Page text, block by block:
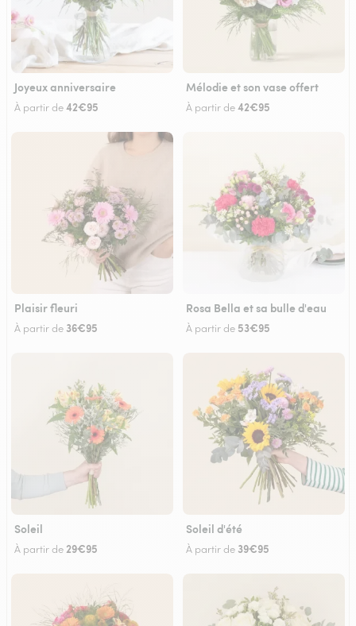
Joyeux anniversaire
À partir de42€95
Mélodie et son vase offert
À partir de42€95
Plaisir fleuri
À partir de 36€95
Rosa Bella et sa bulle d'eau
À partir de 53€95
Soleil
À partir de29€95
Soleil d'été
À partir de 39€95